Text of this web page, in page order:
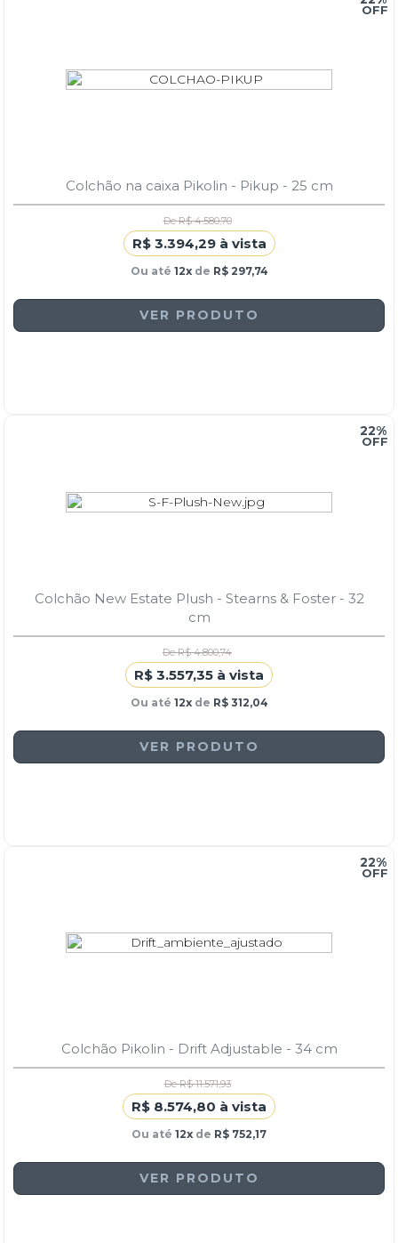
Colchão na caixa Pikolin - Pikup - 25 cm
De R$ 4.580,70
R$ 3.394,29 à vista
Ou até 12xde R$ 297,74
VER PRODUTO
22%
Colchão New Estate Plush - Stearns & Foster - 32
cm
De R$ 4.800,74
R$ 3.557,35 à vista
Ou até 12xde R$ 312,04
VER PRODUTO
22%
Colchão Pikolin - Drift Adjustable - 34 cm
De R$ 11.571,93
R$ 8.574,80 à vista
Ou até 12x de R$ 752,17
VER PRODUTO